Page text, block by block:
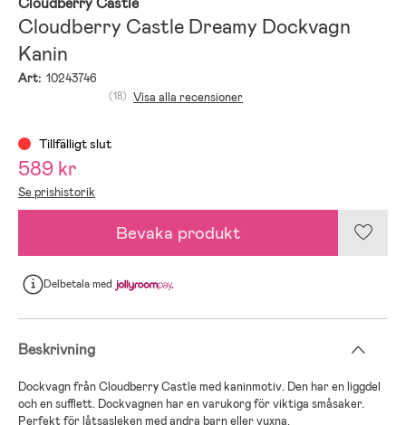
Cloudberry Castle Dreamy Dockvagn
Kanin
Art: 10243746
(18) Visa alla recensioner
Tillfälligt slut
589 kr
Se prishistorik
Bevaka produkt
Delbetalamed
Beskrivning
Dockvagn från Cloudberry Castle med kaninmotiv. Den har en liggdel
och en sufflett. Dockvagnen har en varukorg för viktiga småsaker.
Perfekt för låtsasleken med andra barn eller vuxna.